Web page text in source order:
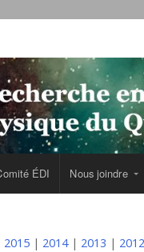
ÉDI Nous joindre
2015 | 2014| 2013 | 2012